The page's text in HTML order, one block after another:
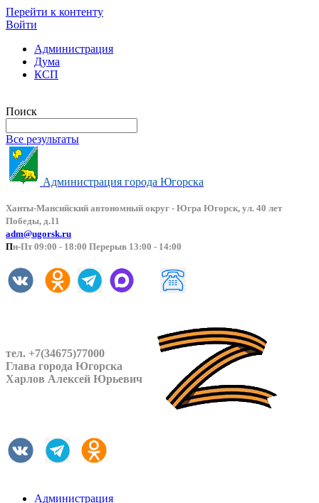
Перейти к контенту
Войти
Администрация
Дума
КСП
Поиск
Все результаты
Администрация города Югорска
Ханты-Мансийский автономный округ - Югра Югорск, ул. 40 лет
Победы, д.11
adm@ugorsk.ru
Пн-Пт 09:00 - 18:00 Перерыв 13:00 - 14:00
тел. +7(34675)77000
Глава города Югорска
Харлов Алексей Юрьевич
Администрация